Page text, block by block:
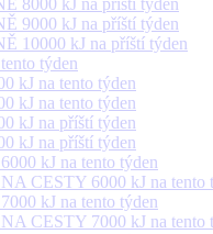
8000 kJ na příští týden
9000 kJ na příští týden
10000 kJ na příští týden
týden
kJ na tento týden
kJ na tento týden
kJ na příští týden
kJ na příští týden
kJ na tento týden
CESTY 6000 kJ na tento
kJ na tento týden
CESTY 7000 kJ na tento